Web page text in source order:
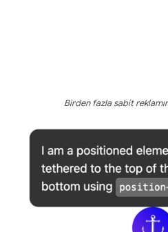
Birden fazla sabit